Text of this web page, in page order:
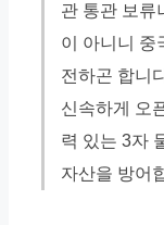
관 통관 보류
이 아니니 중
전하곤 합니
신속하게 오
력 있는 3자
자산을 방어